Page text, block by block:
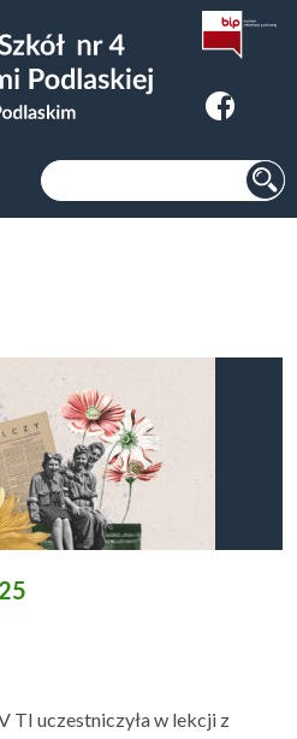
4 im. Ziemi
Podlaskim
Szukaj:
TI uczestniczyła w lekcji z